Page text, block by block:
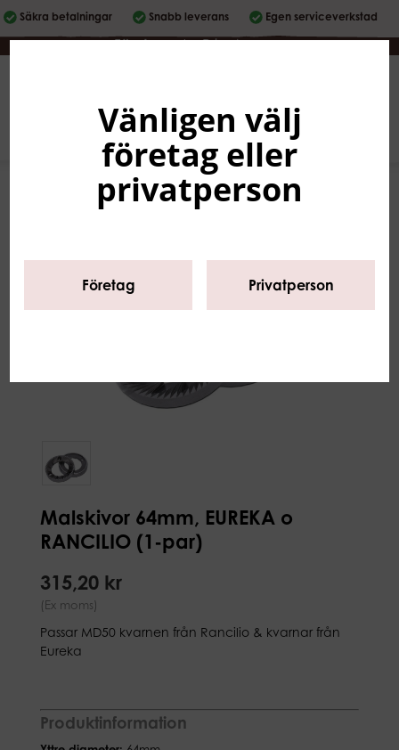
Säkra betalningar Snabb leverans Egen serviceverkstad
Företag | Privatperson
0
Malskivor 64mm, EUREKA o
RANCILIO (1-par)
315,20 kr
(Ex moms)
Passar MD50 kvarnen från Rancilio & kvarnar från
Eureka
Produktinformation
Vänligen välj
företag eller
privatperson
Företag Privatperson